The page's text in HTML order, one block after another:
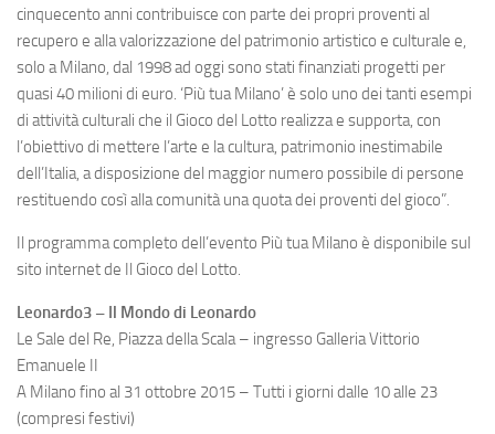
cinquecento anni contribuisce con parte dei propri proventi al
recupero e alla valorizzazione del patrimonio artistico e culturale e,
solo a Milano, dal 1998 ad oggi sono stati finanziati progetti per
quasi 40 milioni di euro. ‘Più tua Milano’ è solo uno dei tanti esempi
di attività culturali che il Gioco del Lotto realizza e supporta, con
l’obiettivo di mettere l’arte e la cultura, patrimonio inestimabile
dell’Italia, a disposizione del maggior numero possibile di persone
restituendo così alla comunità una quota dei proventi del gioco”.
Il programma completo dell’evento Più tua Milano è disponibile sul
sito internet de Il Gioco del Lotto.
Leonardo3 – Il Mondo di Leonardo
Le Sale del Re, Piazza della Scala – ingresso Galleria Vittorio
Emanuele II
A Milano fino al 31 ottobre 2015 – Tutti i giorni dalle 10 alle 23
(compresi festivi)